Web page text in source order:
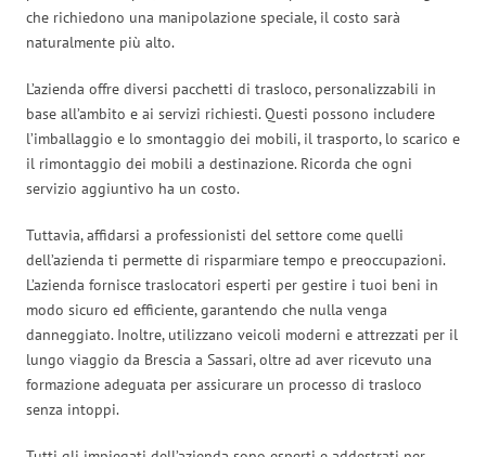
che richiedono una manipolazione speciale, il costo sarà
naturalmente più alto.
L’azienda offre diversi pacchetti di trasloco, personalizzabili in
base all’ambito e ai servizi richiesti. Questi possono includere
l’imballaggio e lo smontaggio dei mobili, il trasporto, lo scarico e
il rimontaggio dei mobili a destinazione. Ricorda che ogni
servizio aggiuntivo ha un costo.
Tuttavia, affidarsi a professionisti del settore come quelli
dell’azienda ti permette di risparmiare tempo e preoccupazioni.
L’azienda fornisce traslocatori esperti per gestire i tuoi beni in
modo sicuro ed efficiente, garantendo che nulla venga
danneggiato. Inoltre, utilizzano veicoli moderni e attrezzati per il
lungo viaggio da Brescia a Sassari, oltre ad aver ricevuto una
formazione adeguata per assicurare un processo di trasloco
senza intoppi.